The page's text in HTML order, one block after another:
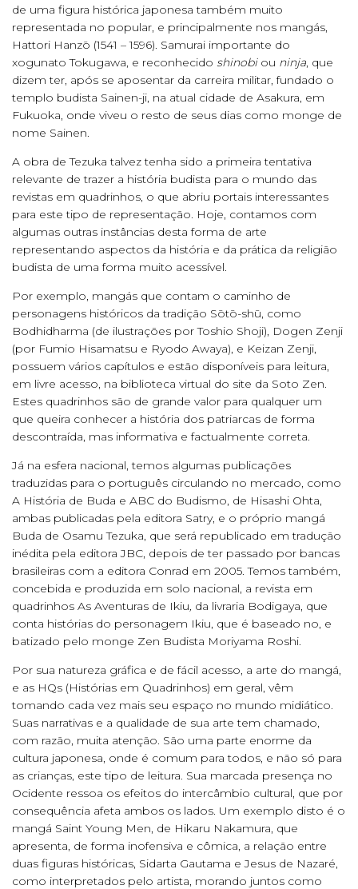
de uma figura histórica japonesa também muito
representada no popular, e principalmente nos mangás,
Hattori Hanzō (1541 – 1596). Samurai importante do
xogunato Tokugawa, e reconhecido shinobiou ninja, que
dizem ter, após se aposentar da carreira militar, fundado o
templo budista Sainen-ji, na atual cidade de Asakura, em
Fukuoka, onde viveu o resto de seus dias como monge de
nome Sainen.
A obra de Tezuka talvez tenha sido a primeira tentativa
relevante de trazer a história budista para o mundo das
revistas em quadrinhos, o que abriu portais interessantes
para este tipo de representação. Hoje, contamos com
algumas outras instâncias desta forma de arte
representando aspectos da história e da prática da religião
budista de uma forma muito acessível.
Por exemplo, mangás que contam o caminho de
personagens históricos da tradição Sōtō-shū, como
Bodhidharma (de ilustrações por Toshio Shoji), Dogen Zenji
(por Fumio Hisamatsu e Ryodo Awaya), e Keizan Zenji,
possuem vários capítulos e estão disponíveis para leitura,
em livre acesso, na biblioteca virtual do site da Soto Zen.
Estes quadrinhos são de grande valor para qualquer um
que queira conhecer a história dos patriarcas de forma
descontraída, mas informativa e factualmente correta.
Já na esfera nacional, temos algumas publicações
traduzidas para o português circulando no mercado, como
A História de Buda e ABC do Budismo, de Hisashi Ohta,
ambas publicadas pela editora Satry, e o próprio mangá
Buda de Osamu Tezuka, que será republicado em tradução
inédita pela editora JBC, depois de ter passado por bancas
brasileiras com a editora Conrad em 2005. Temos também,
concebida e produzida em solo nacional, a revista em
quadrinhos As Aventuras de Ikiu, da livraria Bodigaya, que
conta histórias do personagem Ikiu, que é baseado no, e
batizado pelo monge Zen Budista Moriyama Roshi.
Por sua natureza gráfica e de fácil acesso, a arte do mangá,
e as HQs (Histórias em Quadrinhos) em geral, vêm
tomando cada vez mais seu espaço no mundo midiático.
Suas narrativas e a qualidade de sua arte tem chamado,
com razão, muita atenção. São uma parte enorme da
cultura japonesa, onde é comum para todos, e não só para
as crianças, este tipo de leitura. Sua marcada presença no
Ocidente ressoa os efeitos do intercâmbio cultural, que por
consequência afeta ambos os lados. Um exemplo disto é o
mangá Saint Young Men, de Hikaru Nakamura, que
apresenta, de forma inofensiva e cômica, a relação entre
duas figuras históricas, Sidarta Gautama e Jesus de Nazaré,
como interpretados pelo artista, morando juntos como